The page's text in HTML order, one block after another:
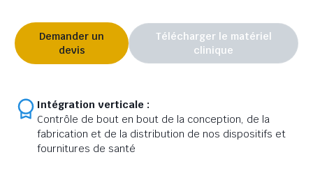
Demander un
devis
Télécharger le matériel
clinique
Intégration verticale :
Contrôle de bout en bout de la conception, de la
fabrication et de la distribution de nos dispositifs et
fournitures de santé